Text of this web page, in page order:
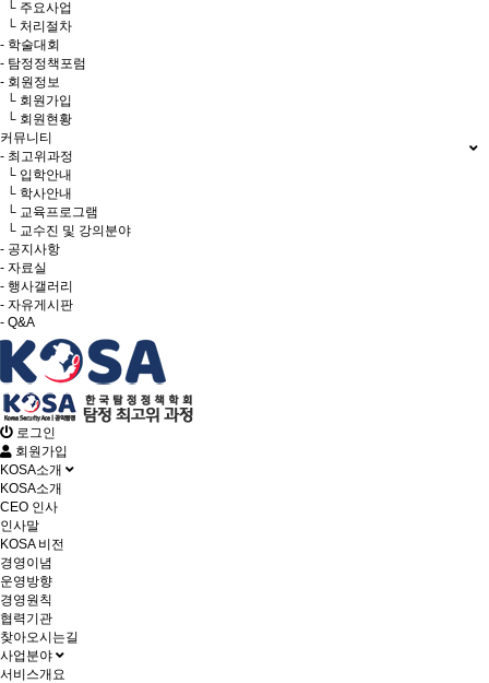
└ 주요사업
└ 처리절차
- 학술대회
- 탐정정책포럼
- 회원정보
└ 회원가입
└ 회원현황
커뮤니티
- 최고위과정
└ 입학안내
└ 학사안내
└ 교육프로그램
└ 교수진 및 강의분야
- 공지사항
- 자료실
- 행사갤러리
- 자유게시판
- Q&A
로그인
회원가입
KOSA소개
KOSA소개
CEO 인사
인사말
KOSA 비전
경영이념
운영방향
경영원칙
협력기관
찾아오시는길
사업분야
서비스개요